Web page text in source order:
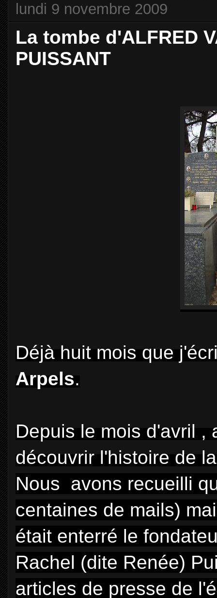
lundi 9 novembre 2009
La tombe d'ALFRED
PUISSANT
Déjà huit mois que
Arpels.
Depuis le mois d'avril ,
découvrir l'histoire de
Nous avons recueilli
centaines de mails)
était enterré le
Rachel (dite Renée)
articles de presse de